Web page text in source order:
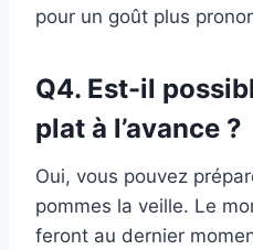
pour un goût plus
Q4. Est-il
plat à l’avance ?
Oui, vous pouvez
pommes la veille. Le
feront au dernier